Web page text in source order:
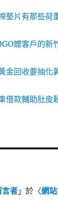
墊片有那些荷
嬤客戶的新
金回收要抽化
借款輔助肚皮
者 」於〈網